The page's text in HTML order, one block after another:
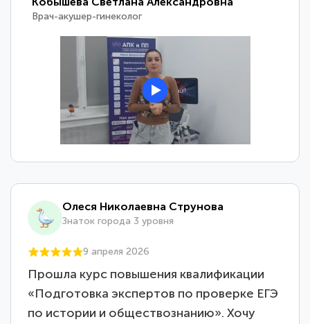
Врач-акушер-гинеколог
Олеся Николаевна Струнова
Знаток города 3 уровня
9 апреля 2026
Прошла курс повышения квалификации
«Подготовка экспертов по проверке ЕГЭ
по истории и обществознанию». Хочу